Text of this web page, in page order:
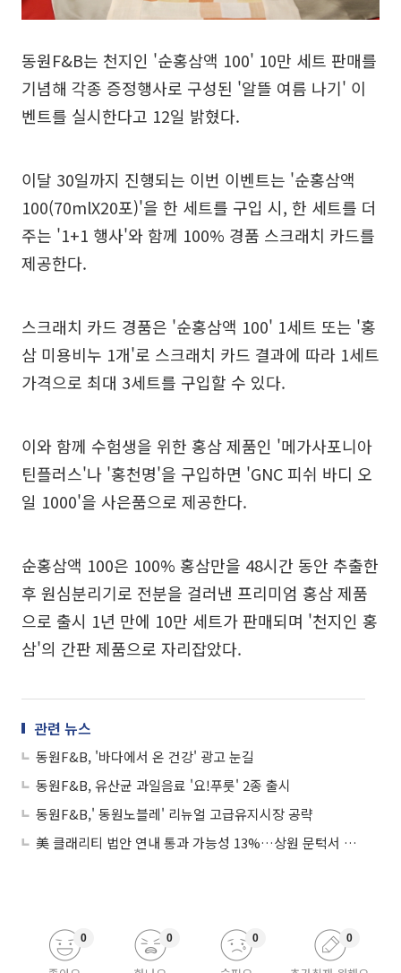
동원F&B는 천지인 '순홍삼액 100' 10만 세트 판매를
기념해 각종 증정행사로 구성된 '알뜰 여름 나기' 이
벤트를 실시한다고 12일 밝혔다.
이달 30일까지 진행되는 이번 이벤트는 '순홍삼액
100(70mlX20포)'을 한 세트를 구입 시, 한 세트를 더
주는 '1+1 행사'와 함께 100% 경품 스크래치 카드를
제공한다.
스크래치 카드 경품은 '순홍삼액 100' 1세트 또는 '홍
삼 미용비누 1개'로 스크래치 카드 결과에 따라 1세트
가격으로 최대 3세트를 구입할 수 있다.
이와 함께 수험생을 위한 홍삼 제품인 '메가사포니아
틴플러스'나 '홍천명'을 구입하면 'GNC 피쉬 바디 오
일 1000'을 사은품으로 제공한다.
순홍삼액 100은 100% 홍삼만을 48시간 동안 추출한
후 원심분리기로 전분을 걸러낸 프리미엄 홍삼 제품
으로 출시 1년 만에 10만 세트가 판매되며 '천지인 홍
삼'의 간판 제품으로 자리잡았다.
관련 뉴스
동원F&B, '바다에서 온 건강' 광고 눈길
동원F&B, 유산균 과일음료 '요!푸룻' 2종 출시
동원F&B,' 동원노블레' 리뉴얼 고급유지시장 공략
美 클래리티 법안 연내 통과 가능성 13%…상원 문턱서 제동
0 0 0 0